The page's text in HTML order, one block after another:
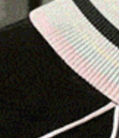
| 26 gennaio 2026. Un’auto si è
43, nel territorio di
Facebook
WhatsApp
Email